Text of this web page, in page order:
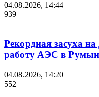
04.08.2026, 14:44
939
Рекордная засуха
работу АЭС в
04.08.2026, 14:20
552